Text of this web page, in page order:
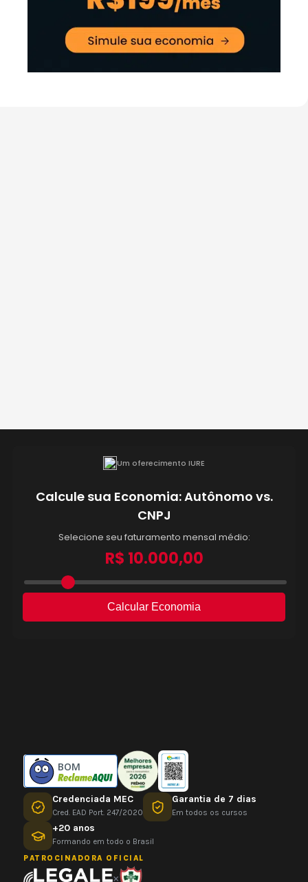
BOM
Credenciada MEC
Cred. EAD Port. 247/2020
Garantia de 7 dias
Em todos os cursos
+20 anos
Formando em todo o Brasil
PATROCINADORA OFICIAL
×